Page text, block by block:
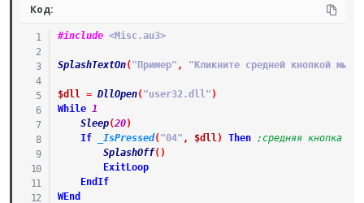
Код:
#include <Misc.au3>
SplashTextOn( "Пример" , "Кликните средней кнопкой
$dll = DllOpen( "user32.dll" )
While 1
Sleep(20)
If
_IsPressed( "04" , $dll) Then
;средняя кнопка
SplashOff( )
ExitLoop
EndIf
WEnd